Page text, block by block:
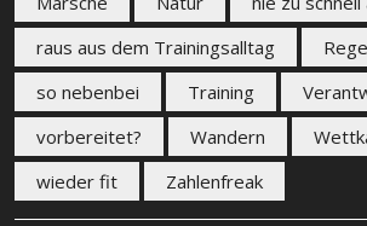
raus aus dem Trainingsalltag
so nebenbei
Training
vorbereitet?
Wandern
wieder fit
Zahlenfreak